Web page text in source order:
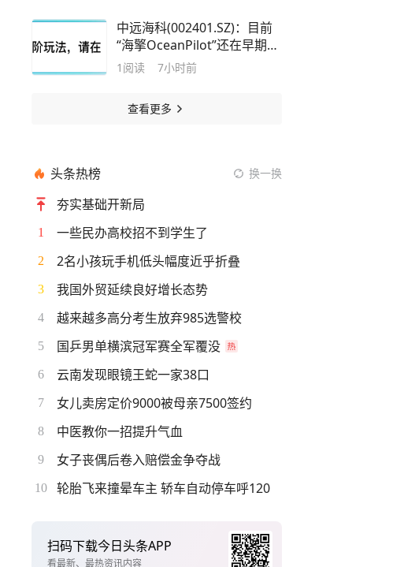
中远海科(002401.SZ)：目前
“海擎OceanPilot”还在早期推
广阶段，尚未有效实现商业化
1 阅读 7小时前
查看更多
头条热榜 换一换
夯实基础开新局
1 一些民办高校招不到学生了
2 2名小孩玩手机低头幅度近乎折叠
3 我国外贸延续良好增长态势
4 越来越多高分考生放弃985选警校
5 国乒男单横滨冠军赛全军覆没
6 云南发现眼镜王蛇一家38口
7 女儿卖房定价9000被母亲7500签约
8 中医教你一招提升气血
9 女子丧偶后卷入赔偿金争夺战
10 轮胎飞来撞晕车主 轿车自动停车呼120
扫码下载今日头条APP
看最新、最热资讯内容